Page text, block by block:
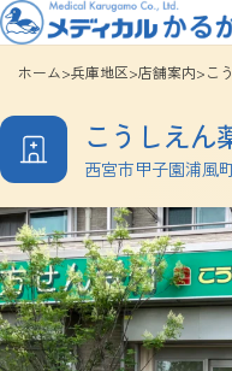
ホーム>兵庫地区>店舗案内>こ
こうしえ
西宮市甲子園浦風